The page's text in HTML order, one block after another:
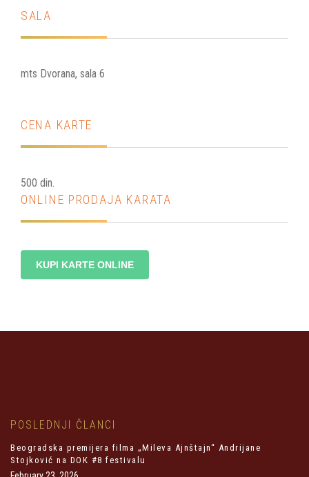
SALA
mts Dvorana, sala 6
CENA KARTE
500 din.
ONLINE PRODAJA KARATA
KUPI KARTE ONLINE
POSLEDNJI ČLANCI
Beogradska premijera filma „Mileva Ajnštajn“ Andrijane
Stojković na DOK #8 festivalu